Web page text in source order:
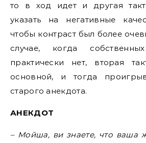
то в ход идет и другая
указать на негативные
чтобы контраст был более
случае, когда
практически нет, вторая
основной, и тогда
старого анекдота.
АНЕКДОТ
– Мойша, ви знаете, что ваша